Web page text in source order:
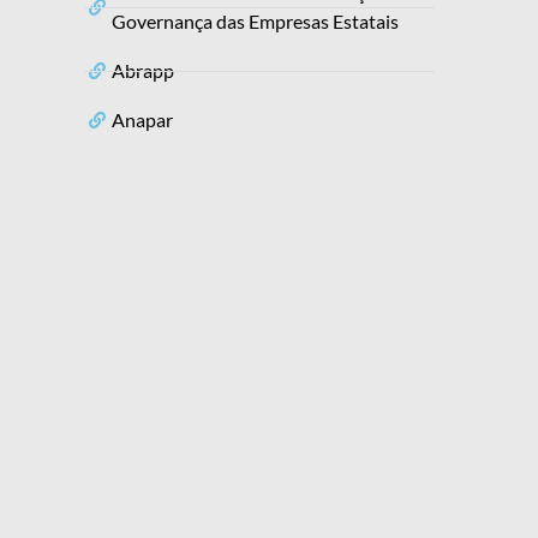
Governança das Empresas Estatais
Abrapp
Anapar